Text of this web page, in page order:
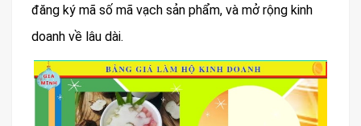
đăng ký mã số mã vạch sản phẩm, và mở rộng kinh
doanh về lâu dài.